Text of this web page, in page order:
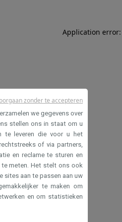
Application
we gegevens over
stellen ons in staat om u
te leveren die voor u het
of via partners,
en reclame te sturen en
meten. Het stelt ons ook
sites aan te passen aan uw
te maken om
en om statistieken
zonder te accepteren